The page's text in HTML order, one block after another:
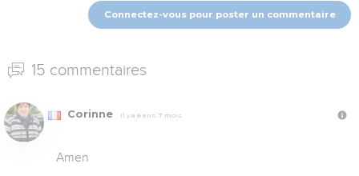
Connectez-vous pour poster un commentaire
15 commentaires
Corinne Il y a 8 ans, 7 mois
Amen